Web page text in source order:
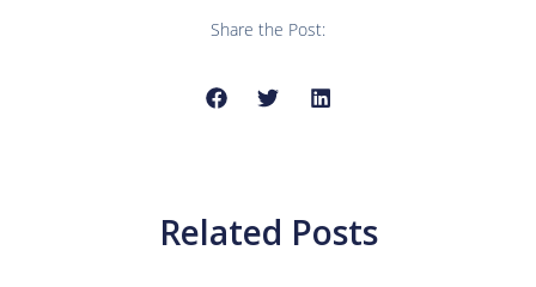
Share the Post:
Related Posts